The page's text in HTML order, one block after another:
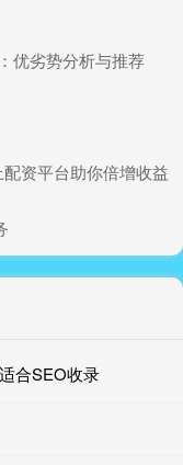
优劣势分析与推荐
资平台助你倍增收益
合SEO收录